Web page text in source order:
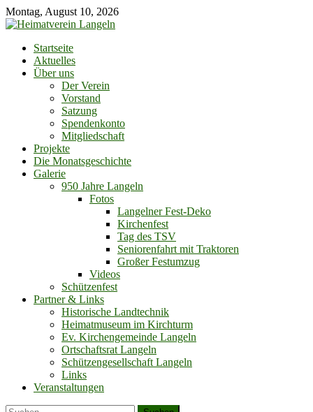
Skip
to
Montag, August 10, 2026
Startseite
Aktuelles
Über uns
Der Verein
Vorstand
Satzung
Spendenkonto
Mitgliedschaft
Projekte
Die Monatsgeschichte
Galerie
950 Jahre Langeln
Fotos
Langelner Fest-Deko
Kirchenfest
Tag des TSV
Seniorenfahrt mit Traktoren
Großer Festumzug
Videos
Schützenfest
Partner & Links
Historische Landtechnik
Heimatmuseum im Kirchturm
Ev. Kirchengemeinde Langeln
Ortschaftsrat Langeln
Schützengesellschaft Langeln
Links
Veranstaltungen